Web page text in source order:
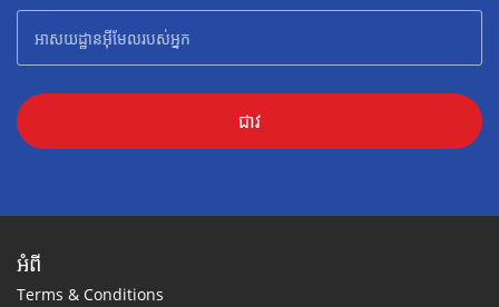
ជាវ
អំពី
Terms & Conditions